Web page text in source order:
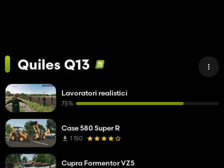
Quiles Q13
Lavoratori realistici
75%
Case 580 Super R
1 150
Cupra Formentor VZ5